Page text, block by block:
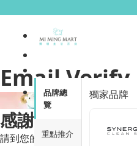
品牌總
覽
重點推介
獨家品牌
Email Verify
感謝註冊
請到您的電子郵箱進行帳號認